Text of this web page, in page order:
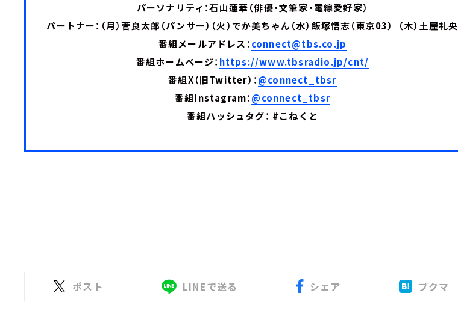
パーソナリティ：石山蓮華（俳優・文筆家・電線愛好家）
パートナー：（月）菅良太郎（パンサー）（火）でか美ちゃん（水）飯塚悟志（東京03） （木）土屋礼央
番組メールアドレス：connect@tbs.co.jp
番組ホームページ： https://www.tbsradio.jp/cnt/
番組X（旧Twitter）：@connect_tbsr
番組Instagram：@connect_tbsr
番組ハッシュタグ： #こねくと
ポスト LINEで送る シェア ブクマ